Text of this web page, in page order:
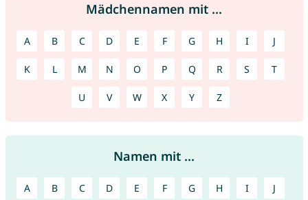
Mädchennamen mit ...
A B C D E F G H I J
K L M N O P Q R S T
U V W X Y Z
Namen mit ...
A B C D E F G H I J